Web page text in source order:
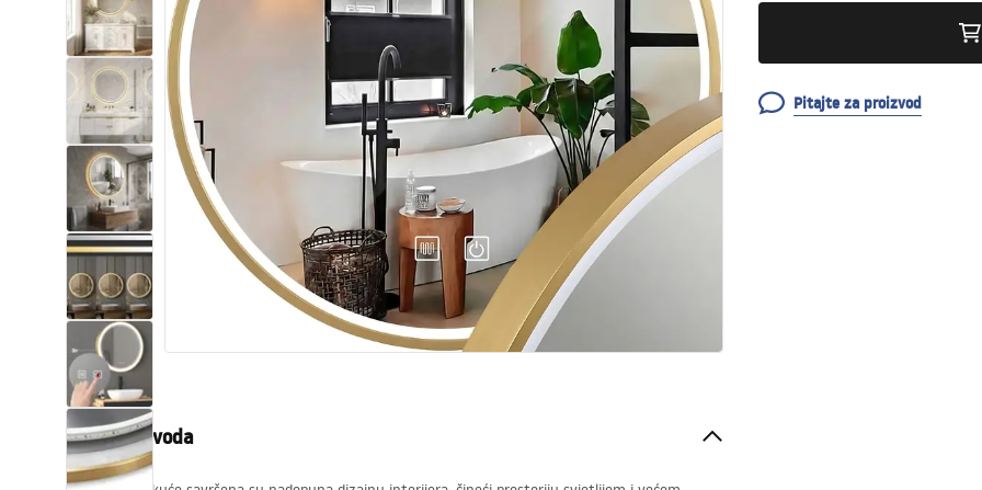
WC školjke
Umivaonici
Kade i paravani
Miješalice, pipe, slavine
Tuševi
Kuhinja
Pribor i kupaonski namještaj
Pitajte za proizvod
Opis proizvoda